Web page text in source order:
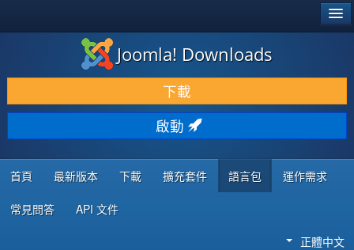
下載 & 擴充
發現 & 學習
社群 & 支援
程式者資源
Joomla! Downloads
下載
啟動
首頁 最新版本 下載 擴充套件 語言包 運作需求
常見問答 API 文件
正體中文